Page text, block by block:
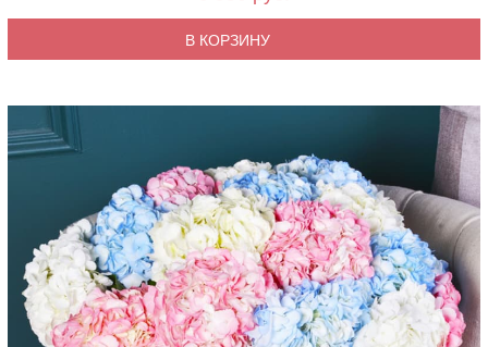
В КОРЗИНУ